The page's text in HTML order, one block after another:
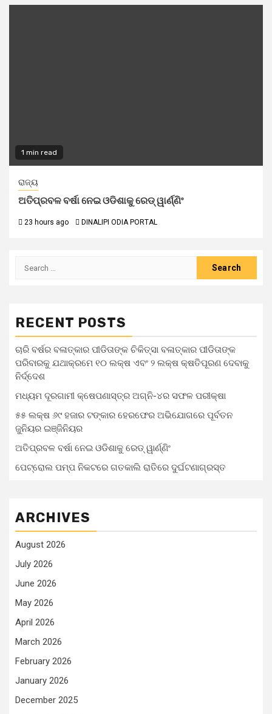
1 min read
ରାଜ୍ୟ
ଅତିପ୍ରବଳ ବର୍ଷା ନେଇ ଓଡିଶାକୁ ରେଡ୍ ୱାର୍ଣ୍ଣିଂ
23 hours ago DINALIPI ODIA PORTAL
RECENT POSTS
ଚାରି ବର୍ଷର ବଳାତ୍କାର ପୀଡିତାଙ୍କ ଚିକିତ୍ସା ବଳାତ୍କାର ପୀଡିତାଙ୍କ
ପରିବାରକୁ ଯଥାକ୍ରମେ ୧୦ ଲକ୍ଷ ଏବଂ ୨ ଲକ୍ଷ କ୍ଷତିପୂରଣ ଦେବାକୁ
ନିର୍ଦ୍ଦେଶ
ମଧ୍ୟମ ଦୂରଗାମୀ କ୍ଷେପଣାସ୍ତ୍ର ଅଗ୍ନି-୪ର ସଫଳ ପରୀକ୍ଷା
୫୫ ଲକ୍ଷ ୬୯ ହଜାର ଟଙ୍କାର ହେରଫେର ଅଭିଯୋଗରେ ପୂର୍ବତନ
ଜୁନିୟର ଇଞ୍ଜିନିୟର
ଅତିପ୍ରବଳ ବର୍ଷା ନେଇ ଓଡିଶାକୁ ରେଡ୍ ୱାର୍ଣ୍ଣିଂ
ପେଟ୍ରୋଲ ପମ୍ପ ନିକଟରେ ଗତକାଲି ରାତିରେ ଦୁର୍ଘଟଣାଗ୍ରସ୍ତ
ARCHIVES
August 2026
July 2026
June 2026
May 2026
April 2026
March 2026
February 2026
January 2026
December 2025